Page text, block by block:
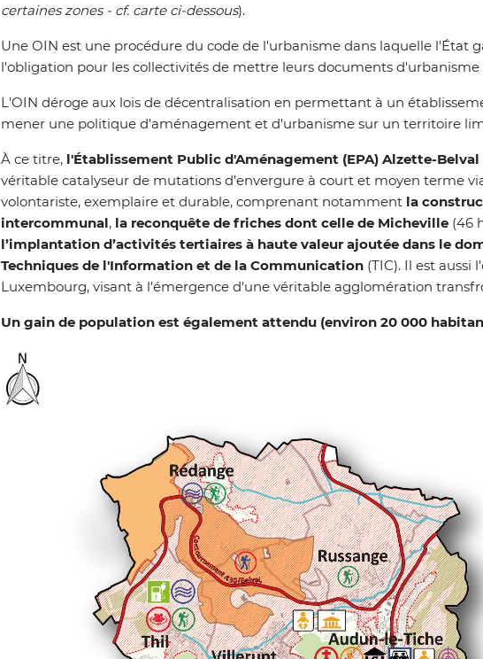
certaines zones - cf. carte ci-dessous).
Une OIN est une procédure du code de l'urbanisme dans laquelle l'État
l'obligation pour les collectivités de mettre leurs documents
L'OIN déroge aux lois de décentralisation en permettant à un
mener une politique d'aménagement et d'urbanisme sur un territoire
À ce titre, l'Établissement Public d'Aménagement (EPA) Alzette-Belval
véritable catalyseur de mutations d’envergure à court et moyen terme
volontariste, exemplaire et durable, comprenant notamment la
intercommunal, la reconquête de friches dont celle de Micheville (46
l’implantation d’activités tertiaires à haute valeur ajoutée dans le
Techniques de l'Information et de la Communication (TIC). Il est aussi
Luxembourg, visant à l'émergence d'une véritable agglomération
Un gain de population est également attendu (environ 20 000